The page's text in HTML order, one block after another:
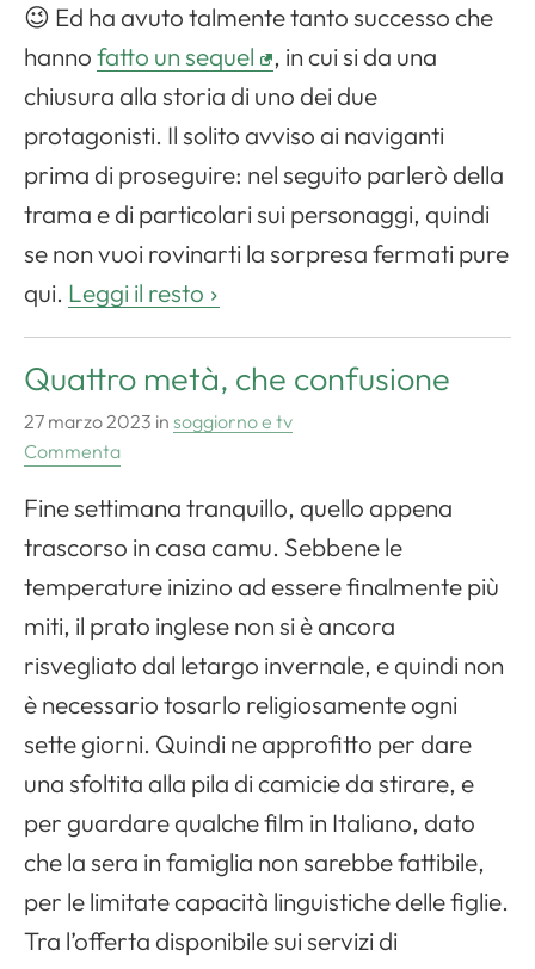
😉 Ed ha avuto talmente tanto successo che
hannofatto un sequel
, in cui si da una
chiusura alla storia di uno dei due
protagonisti. Il solito avviso ai naviganti
prima di proseguire: nel seguito parlerò della
trama e di particolari sui personaggi, quindi
se non vuoi rovinarti la sorpresa fermati pure
qui. Leggi il resto
Quattro metà, che confusione
27 marzo 2023 in soggiorno e tv
Commenta
Fine settimana tranquillo, quello appena
trascorso in casa camu. Sebbene le
temperature inizino ad essere finalmente più
miti, il prato inglese non si è ancora
risvegliato dal letargo invernale, e quindi non
è necessario tosarlo religiosamente ogni
sette giorni. Quindi ne approfitto per dare
una sfoltita alla pila di camicie da stirare, e
per guardare qualche film in Italiano, dato
che la sera in famiglia non sarebbe fattibile,
per le limitate capacità linguistiche delle figlie.
Tra l’offerta disponibile sui servizi di